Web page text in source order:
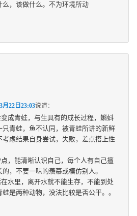
么，该做什么。不为环境所动
月22日23:03说道：
成青蛙，与生具有的成长过程，蝌蚪
只青蛙，鱼不认同，被青蛙所讲的新鲜
考虑结果自身尝试，失败，差点搭上性
，能清晰认识自己，每个人有自己擅
，不要一味的羡慕或模仿别人。
水里，离开水就不能生存，不能到处
是两种动物，没法比较是否公平。。